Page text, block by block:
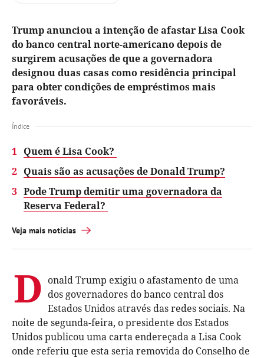
Trump anunciou a intenção de afastar Lisa Cook
do banco central norte-americano depois de
surgirem acusações de que a governadora
designou duas casas como residência principal
para obter condições de empréstimos mais
favoráveis.
Índice
1 Quem é Lisa Cook?
2 Quais são as acusações de Donald Trump?
3 Pode Trump demitir uma governadora da
Reserva Federal?
Veja mais notícias
D onald Trump exigiu o afastamento de uma
dos governadores do banco central dos
Estados Unidos através das redes sociais. Na
noite de segunda-feira, o presidente dos Estados
Unidos publicou uma carta endereçada a Lisa Cook
onde referiu que esta seria removida do Conselho de